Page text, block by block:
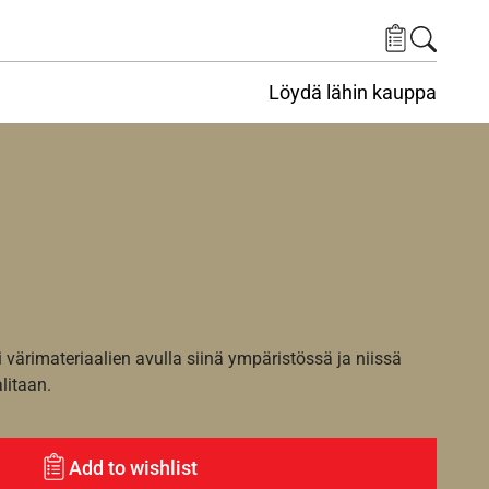
Löydä lähin kauppa
avulla siinä ympäristössä ja niissä
Add to wishlist